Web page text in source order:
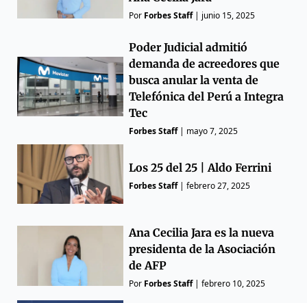
Por Forbes Staff| junio 15, 2025
Poder Judicial admitió
demanda de acreedores que
busca anular la venta de
Telefónica del Perú a Integra
Tec
Forbes Staff| mayo 7, 2025
Los 25 del 25 | Aldo Ferrini
Forbes Staff|febrero 27, 2025
Ana Cecilia Jara es la nueva
presidenta de la Asociación
de AFP
Por Forbes Staff|febrero 10, 2025